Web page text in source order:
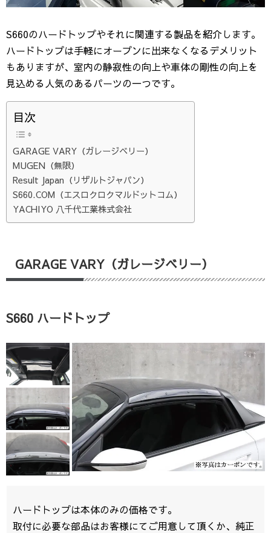
S660のハードトップやそれに関連する製品を紹介します。
ハードトップは手軽にオープンに出来なくなるデメリット
もありますが、室内の静寂性の向上や車体の剛性の向上を
見込める人気のあるパーツの一つです。
目次
GARAGE VARY（ガレージベリー）
MUGEN（無限）
Result Japan（リザルトジャパン）
S660.COM（エスロクロクマルドットコム）
YACHIYO 八千代工業株式会社
GARAGE VARY（ガレージベリー）
S660 ハードトップ
ハードトップは本体のみの価格です。
取付に必要な部品はお客様にてご用意して頂くか、純正